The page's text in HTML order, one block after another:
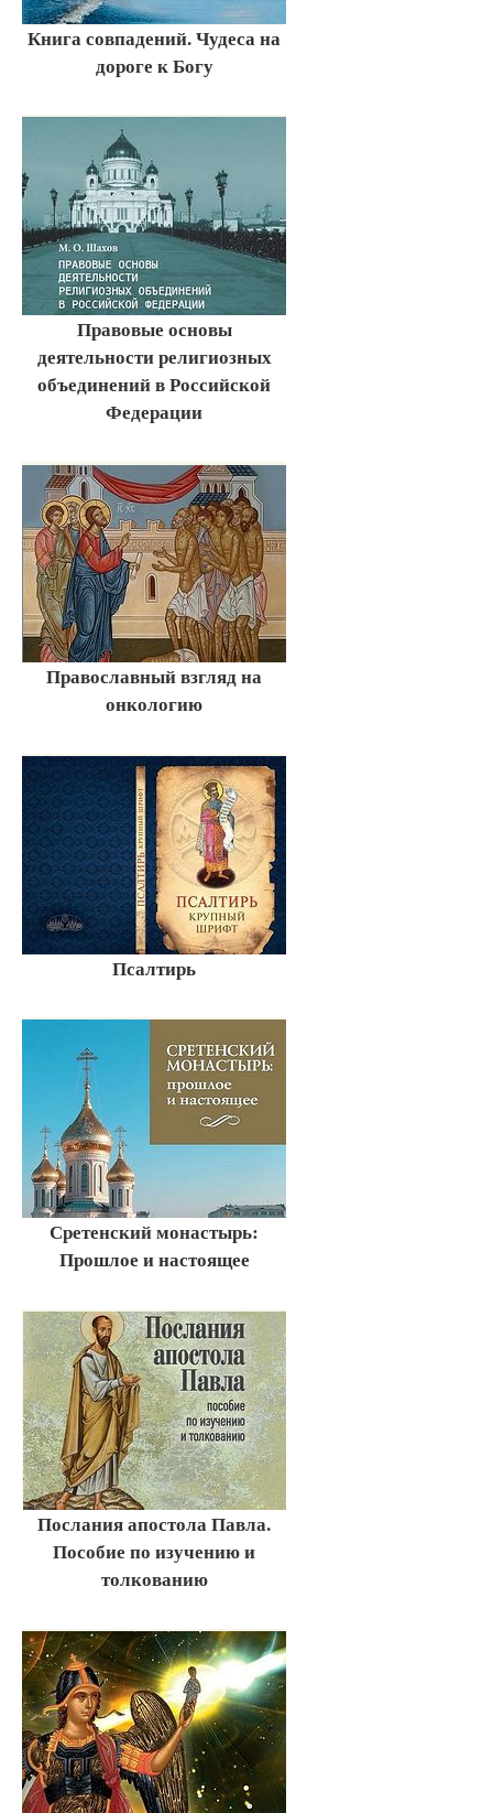
Книга совпадений. Чудеса на
дороге к Богу
Правовые основы
деятельности религиозных
объединений в Российской
Федерации
Православный взгляд на
онкологию
Псалтирь
Сретенский монастырь:
Прошлое и настоящее
Послания апостола Павла.
Пособие по изучению и
толкованию